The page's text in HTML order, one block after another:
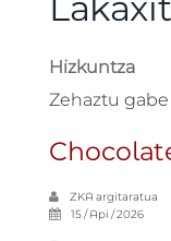
Hizkuntza
Zehaztu gabe
ZKA argitaratua
15 / Api / 2026